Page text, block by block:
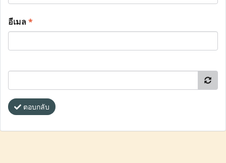
อีเมล*
ตอบกลับ